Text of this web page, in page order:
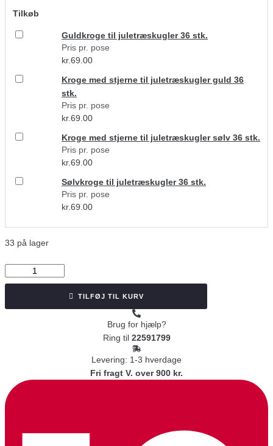
Tilkøb
Guldkroge til juletræskugler 36 stk.
Pris pr. pose
kr.69.00
Kroge med stjerne til juletræskugler guld 36
stk.
Pris pr. pose
kr.69.00
Kroge med stjerne til juletræskugler sølv 36 stk.
Pris pr. pose
kr.69.00
Sølvkroge til juletræskugler 36 stk.
Pris pr. pose
kr.69.00
33 på lager
Silkemat
lime
Ø
TILFØJ TIL KURV
Brug for hjælp?
Ring til 22591799
Levering: 1-3 hverdage
Fri fragt V. over 900 kr.